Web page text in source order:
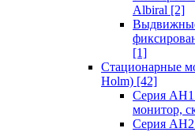
Albiral [2]
[1]
Стационарные
Holm) [42]
Серия
монитор,
Серия